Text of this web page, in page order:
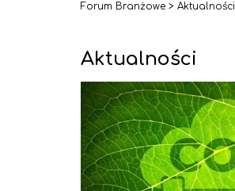
Forum Branżowe > Aktualności
Aktualności